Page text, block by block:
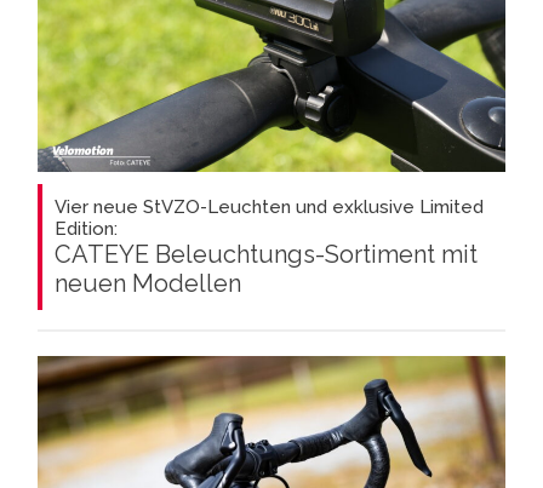
Vier neue StVZO-Leuchten und exklusive Limited
Edition:
CATEYE Beleuchtungs-Sortiment mit
neuen Modellen